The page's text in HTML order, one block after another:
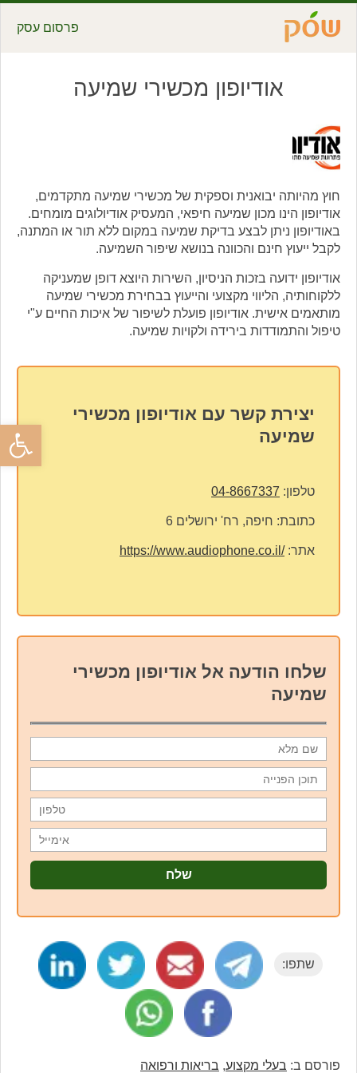
פתח
פרסום עסק
אודיופון מכשירי שמיעה
חוץ מהיותה יבואנית וספקית של מכשירי שמיעה מתקדמים,
אודיופון הינו מכון שמיעה חיפאי, המעסיק אודיולוגים מומחים.
באודיופון ניתן לבצע בדיקת שמיעה במקום ללא תור או המתנה,
לקבל ייעוץ חינם והכוונה בנושא שיפור השמיעה.
אודיופון ידועה בזכות הניסיון, השירות היוצא דופן שמעניקה
ללקוחותיה, הליווי מקצועי והייעוץ בבחירת מכשירי שמיעה
מותאמים אישית. אודיופון פועלת לשיפור של איכות החיים ע"י
טיפול והתמודדות בירידה ולקויות שמיעה.
יצירת קשר עם אודיופון מכשירי
שמיעה
טלפון: 04-8667337
כתובת: חיפה, רח' ירושלים 6
אתר:https://www.audiophone.co.il/
שלחו הודעה אל אודיופון מכשירי
שמיעה
שתפו:
פורסם ב: בעלי מקצוע, בריאות ורפואה